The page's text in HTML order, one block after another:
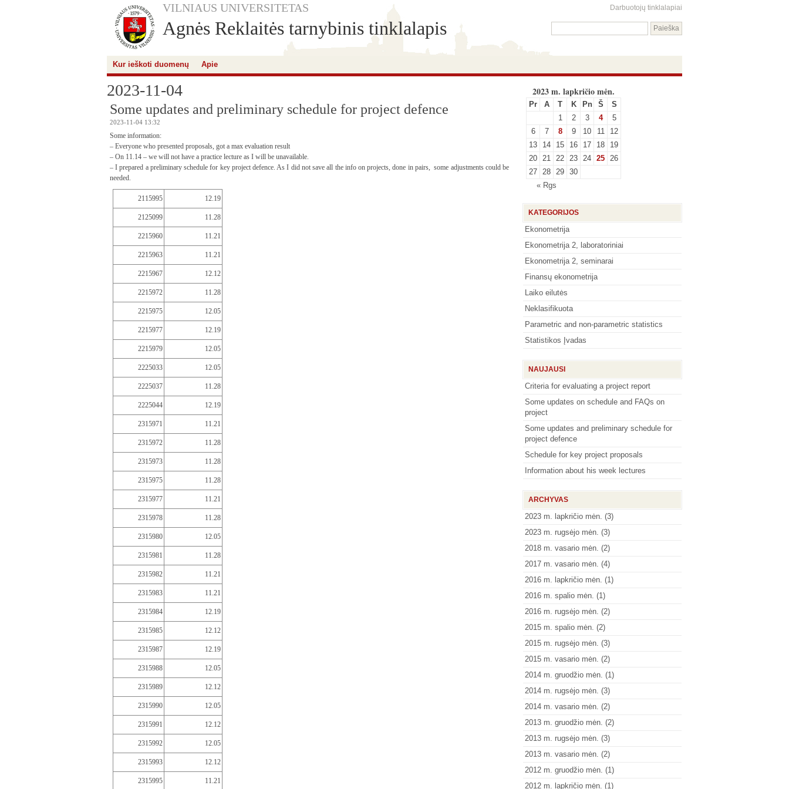
VILNIAUS UNIVERSITETAS Darbuotojų tinklalapiai
Agnės Reklaitės tarnybinis tinklalapis
Kur ieškoti duomenų Apie
2023-11-04
Some updates and preliminary schedule for project defence
2023-11-04 13:32
Some information:
– Everyone who presented proposals, got a max evaluation result
– On 11.14 – we will not have a practice lecture as I will be unavailable.
– I prepared a preliminary schedule for key project defence. As I did not save all the info on projects, done in pairs, some adjustments could be
needed.
2115995 12.19
2125099 11.28
2215960 11.21
2215963 11.21
2215967 12.12
2215972 11.28
2215975 12.05
2215977 12.19
2215979 12.05
2225033 12.05
2225037 11.28
2225044 12.19
2315971 11.21
2315972 11.28
2315973 11.28
2315975 11.28
2315977 11.21
2315978 11.28
2315980 12.05
2315981 11.28
2315982 11.21
2315983 11.21
2315984 12.19
2315985 12.12
2315987 12.19
2315988 12.05
2315989 12.12
2315990 12.05
2315991 12.12
2315992 12.05
2315993 12.12
2315995 11.21
2023 m. lapkričio mėn.
Pr A T K Pn Š S
« Rgs
1 2 3 4
5
6
7 8 9 10 11
12
13
14 15 16 17 18
19
20 21 22 23 24 25 26
27 28 29 30
KATEGORIJOS
Ekonometrija
Ekonometrija 2, laboratoriniai
Ekonometrija 2, seminarai
Finansų ekonometrija
Laiko eilutės
Neklasifikuota
Parametric and non-parametric statistics
Statistikos Įvadas
NAUJAUSI
Criteria for evaluating a project report
Some updates on schedule and FAQs on
project
Some updates and preliminary schedule for
project defence
Schedule for key project proposals
Information about his week lectures
ARCHYVAS
2023 m. lapkričio mėn. (3)
2023 m. rugsėjo mėn. (3)
2018 m. vasario mėn. (2)
2017 m. vasario mėn. (4)
2016 m. lapkričio mėn. (1)
2016 m. spalio mėn. (1)
2016 m. rugsėjo mėn. (2)
2015 m. spalio mėn. (2)
2015 m. rugsėjo mėn. (3)
2015 m. vasario mėn. (2)
2014 m. gruodžio mėn. (1)
2014 m. rugsėjo mėn. (3)
2014 m. vasario mėn. (2)
2013 m. gruodžio mėn. (2)
2013 m. rugsėjo mėn. (3)
2013 m. vasario mėn. (2)
2012 m. gruodžio mėn. (1)
2012 m. lapkričio mėn. (1)